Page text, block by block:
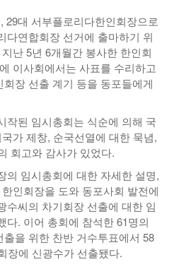
29대 서부플로리다한인회장으로
다연합회장 선거에 출마하기 위
난 5년 6개월간 봉사한 한인회
이사회에서는 사표를 수리하고
장 선출 계기 등을 동포들에게
작된 임시총회는 식순에 의해 국
가 제창, 순국선열에 대한 묵념,
회고와 감사가 있었다.
의 임시총회에 대한 자세한 설명,
인회장을 도와 동포사회 발전에
수씨의 차기회장 선출에 대한 임
다. 이어 총회에 참석한 61명의
을 위한 찬반 거수투표에서 58
장에 신광수가 선출됐다.